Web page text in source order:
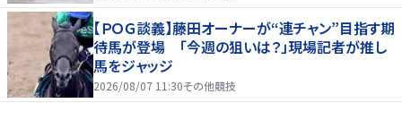
【ＰＯＧ談義】藤田オーナーが“連チャン”目指す期
待馬が登場 「今週の狙いは？」現場記者が推し
馬をジャッジ
2026/08/07 11:30その他競技